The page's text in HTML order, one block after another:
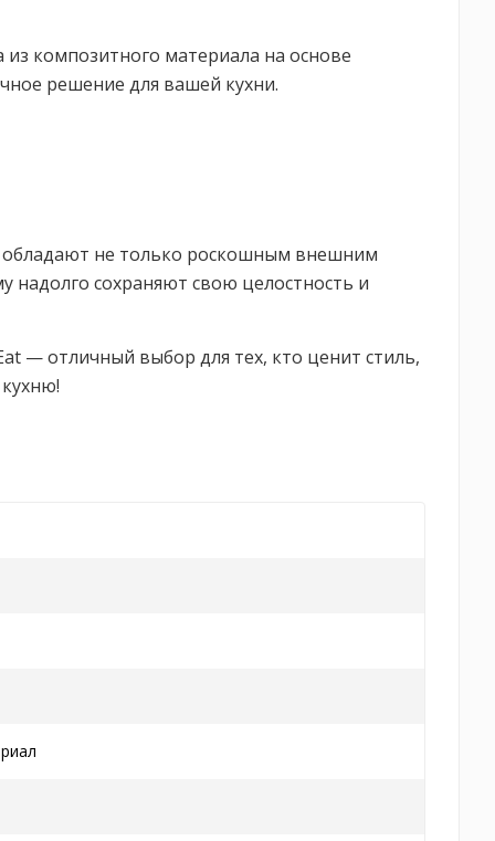
композитного материала на основе
решение для вашей кухни.
обладают не только роскошным внешним
надолго сохраняют свою целостность и
— отличный выбор для тех, кто ценит стиль,